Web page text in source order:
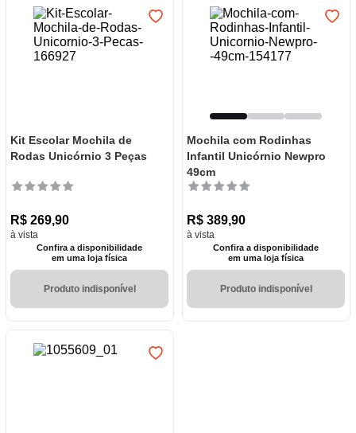
Kit Escolar Mochila de
Rodas Unicórnio 3 Peças
R$ 269,90
à vista
Confira a disponibilidade
em uma loja física
Produto indisponível
Mochila com Rodinhas
Infantil Unicórnio Newpro
49cm
R$ 389,90
à vista
Confira a disponibilidade
em uma loja física
Produto indisponível